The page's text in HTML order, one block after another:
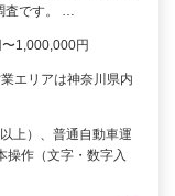
査です。 …
1,000,000円
エリアは神奈川県内
上）、普通自動車運
操作（文字・数字入